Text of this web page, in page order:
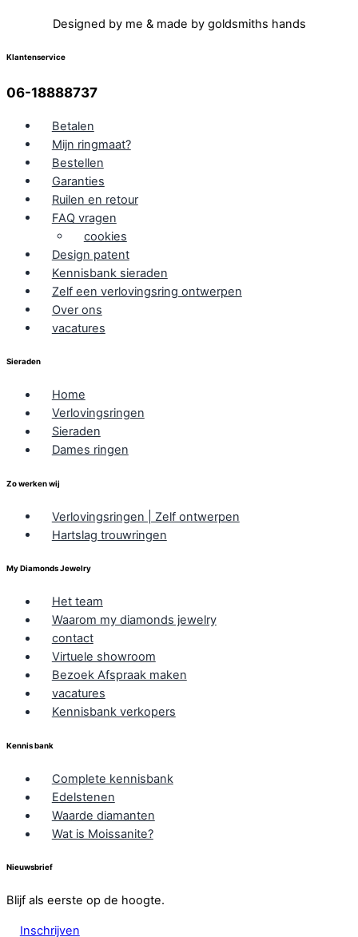
Designed by me & made by goldsmiths hands
Klantenservice
06-18888737
Betalen
Mijn ringmaat?
Bestellen
Garanties
Ruilen en retour
FAQ vragen
cookies
Design patent
Kennisbank sieraden
Zelf een verlovingsring ontwerpen
Over ons
vacatures
Sieraden
Home
Verlovingsringen
Sieraden
Dames ringen
Zo werken wij
Verlovingsringen | Zelf ontwerpen
Hartslag trouwringen
My Diamonds Jewelry
Het team
Waarom my diamonds jewelry
contact
Virtuele showroom
Bezoek Afspraak maken
vacatures
Kennisbank verkopers
Kennis bank
Complete kennisbank
Edelstenen
Waarde diamanten
Wat is Moissanite?
Nieuwsbrief
Blijf als eerste op de hoogte.
Inschrijven